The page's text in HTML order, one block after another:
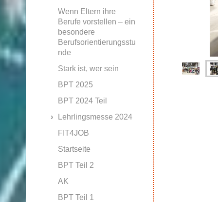
Wenn Eltern ihre
Berufe vorstellen – ein
besondere
Berufsorientierungsstu
nde
Stark ist, wer sein
BPT 2025
BPT 2024 Teil
Lehrlingsmesse 2024
FIT4JOB
Startseite
BPT Teil 2
AK
BPT Teil 1